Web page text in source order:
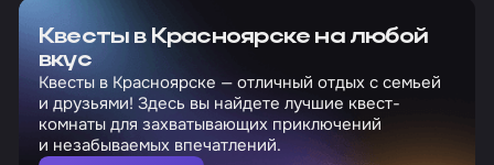
Квесты в Красноярске на любой
вкус
Квесты в Красноярске — отличный отдых с семьей
и друзьями! Здесь вы найдете лучшие квест-
комнаты для захватывающих приключений
и незабываемых впечатлений.